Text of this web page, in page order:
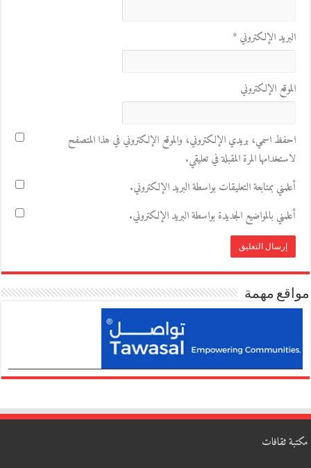
البريد الإلكتروني*
الموقع الإلكتروني
احفظ اسمي، بريدي الإلكتروني، والموقع الإلكتروني في هذا المتصفح
لاستخدامها المرة المقبلة في تعليقي.
أعلمني بمتابعة التعليقات بواسطة البريد الإلكتروني.
أعلمني بالمواضيع الجديدة بواسطة البريد الإلكتروني.
مواقع مهمة
مكتبة ثقافات